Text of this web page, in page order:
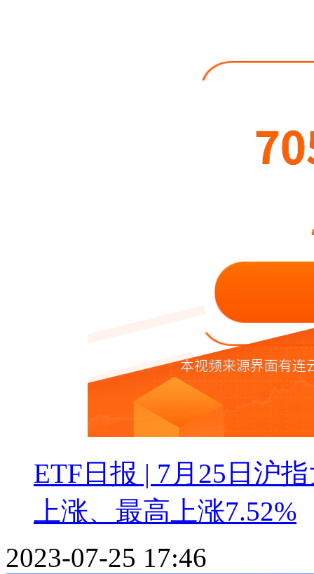
ETF日报 | 7月25日沪
上涨、最高上涨7.52%
2023-07-25 17:46